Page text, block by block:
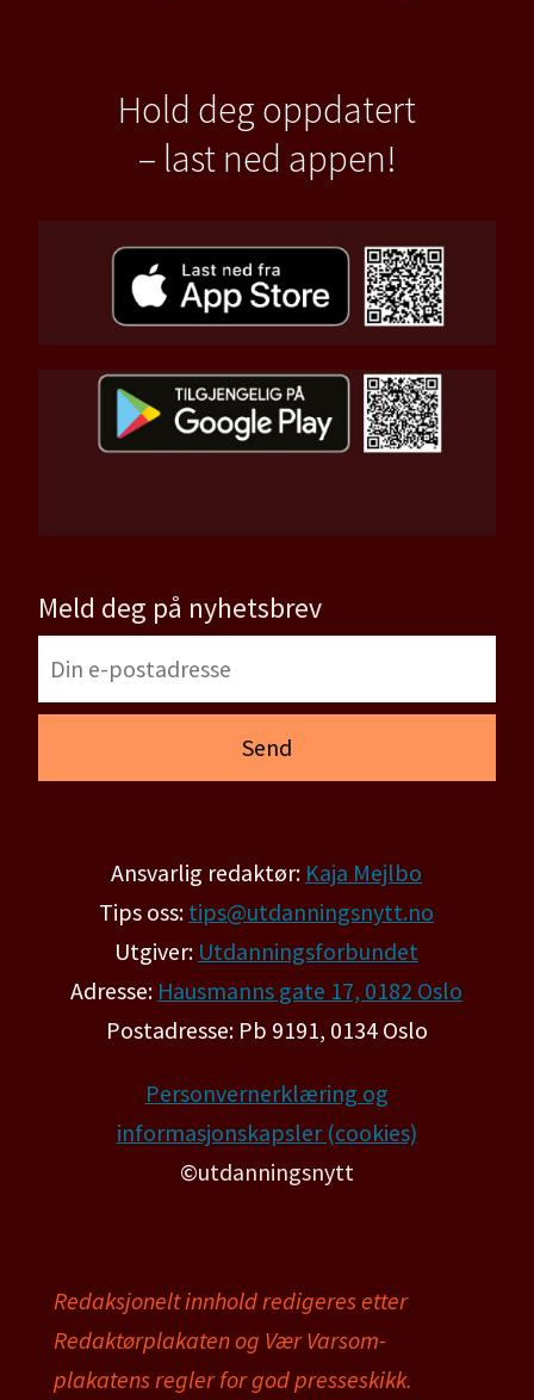
Hold deg oppdatert
– last ned appen!
Meld deg på nyhetsbrev
Ansvarlig redaktør: Kaja Mejlbo
Tips oss: tips@utdanningsnytt.no
Utgiver: Utdanningsforbundet
Adresse: Hausmanns gate 17, 0182 Oslo
Postadresse: Pb 9191, 0134 Oslo
Personvernerklæring og
informasjonskapsler (cookies)
©utdanningsnytt
Redaksjonelt innhold redigeres etter
Redaktørplakaten og Vær Varsom-
plakatens regler for god presseskikk.